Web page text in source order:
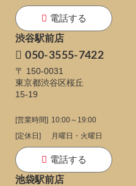
電話する
渋谷駅前店
050-3555-7422
〒 150-0031
東京都渋谷区桜丘
15-19
[営業時間] 10:00～19:00
[定休日]
月曜日・火曜日
電話する
池袋駅前店